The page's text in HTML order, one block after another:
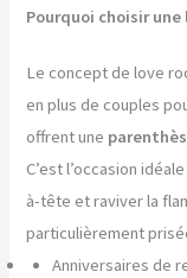
Pourquoi choisir une
Le concept de love
en plus de couples
offrent une
C’est l’occasion
à-tête et raviver la
particulièrement
Anniversaires de